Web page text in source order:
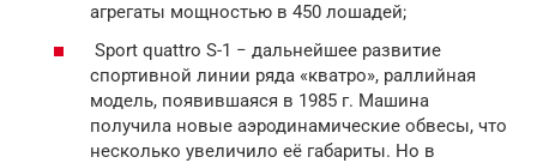
агрегаты мощностью в 450 лошадей;
Sport quattro S-1 − дальнейшее развитие
спортивной линии ряда «кватро», раллийная
модель, появившаяся в 1985 г. Машина
получила новые аэродинамические обвесы, что
несколько увеличило её габариты. Но в